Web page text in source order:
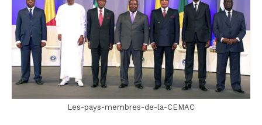
Les-pays-membres-de-la-CEMAC